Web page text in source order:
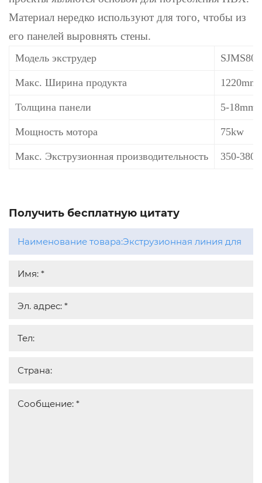
Материал нередко используют для того, чтобы из
его панелей выровнять стены.
Модель экструдер SJMS80/
Макс. Ширина продукта 1220mm
Толщина панели 5-18mm
Мощность мотора 75kw
Макс. Экструзионная производительность 350-
Получить бесплатную цитату